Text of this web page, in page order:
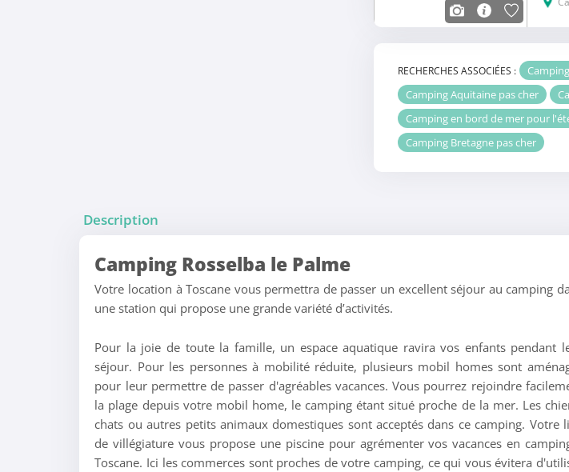
RECHERCHES ASSOCIÉES :
Camping Aquitaine pas cher
Camping en bord de mer pour
Camping Bretagne pas cher
Description
Camping Rosselba le Palme
Votre location à Toscane vous permettra de passer un excellent séjour au camping
une station qui propose une grande variété d’activités.
Pour la joie de toute la famille, un espace aquatique ravira vos enfants pendant
séjour. Pour les personnes à mobilité réduite, plusieurs mobil homes sont
pour leur permettre de passer d'agréables vacances. Vous pourrez rejoindre
la plage depuis votre mobil home, le camping étant situé proche de la mer. Les
chats ou autres petits animaux domestiques sont acceptés dans ce camping. Votre
de villégiature vous propose une piscine pour agrémenter vos vacances en
Toscane. Ici les commerces sont proches de votre camping, ce qui vous évitera